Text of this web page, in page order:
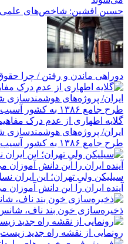
حسین افشین: شاخص‌های علمی
دوراهی ماندن و رفتن / چرا
گلایه اطهاری از عدم درک
ایران/ پروژه‌های هوشمندسازی
طرح جامع ۱۳۸۶ به کشور آسیب زد
آینده ایران را این دانش آموزان
ذخیره‌سازی خون بند ناف،
رونمایی از نقشه راه جدید